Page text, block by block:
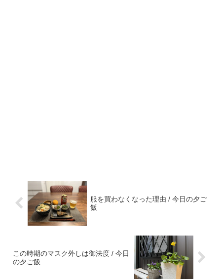
服を買わなくなった理由 / 今日の夕ご
飯
この時期のマスク外しは御法度 / 今日
の夕ご飯